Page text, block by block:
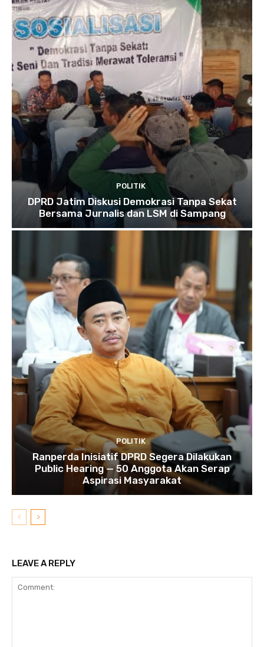
POLITIK
DPRD Jatim Diskusi Demokrasi Tanpa Sekat
Bersama Jurnalis dan LSM di Sampang
POLITIK
Ranperda Inisiatif DPRD Segera Dilakukan
Public Hearing — 50 Anggota Akan Serap
Aspirasi Masyarakat
LEAVE A REPLY